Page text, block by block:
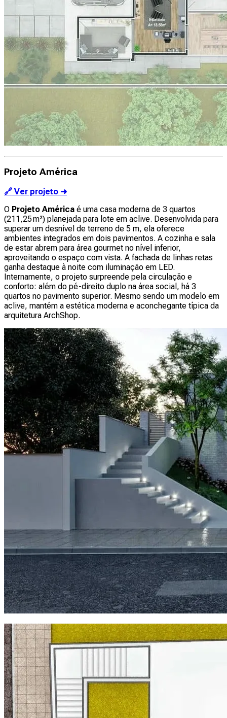
Projeto América
🔗 Ver projeto ➜
O Projeto América é uma casa moderna de 3 quartos
(211,25 m²) planejada para lote em aclive. Desenvolvida para
superar um desnível de terreno de 5 m, ela oferece
ambientes integrados em dois pavimentos. A cozinha e sala
de estar abrem para área gourmet no nível inferior,
aproveitando o espaço com vista. A fachada de linhas retas
ganha destaque à noite com iluminação em LED.
Internamente, o projeto surpreende pela circulação e
conforto: além do pé-direito duplo na área social, há 3
quartos no pavimento superior. Mesmo sendo um modelo em
aclive, mantém a estética moderna e aconchegante típica da
arquitetura ArchShop.